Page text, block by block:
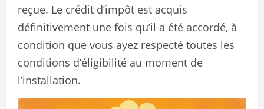
reçue. Le crédit d’impôt est acquis
définitivement une fois qu’il a été accordé, à
condition que vous ayez respecté toutes les
conditions d’éligibilité au moment de
l’installation.